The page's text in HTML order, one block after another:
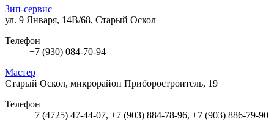
Зип-сервис
ул. 9 Января, 14В/68, Старый Оскол
Телефон
+7 (930) 084-70-94
Мастер
Старый Оскол, микрорайон Приборостроитель, 19
Телефон
+7 (4725) 47-44-07, +7 (903) 884-78-96, +7 (903) 886-79-90